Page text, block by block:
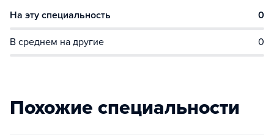
На эту специальность 0
В среднем на другие 0
Похожие специальности